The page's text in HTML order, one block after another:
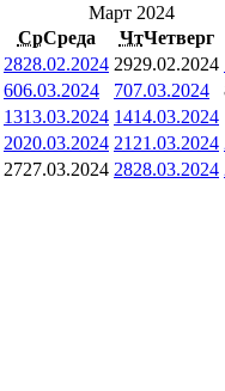
Март 2024
СрСреда ЧтЧетверг
2828.02.2024 2929.02.2024
606.03.2024 707.03.2024
1313.03.2024 1414.03.2024
2020.03.2024 21 21.03.2024
2727.03.2024 2828.03.2024